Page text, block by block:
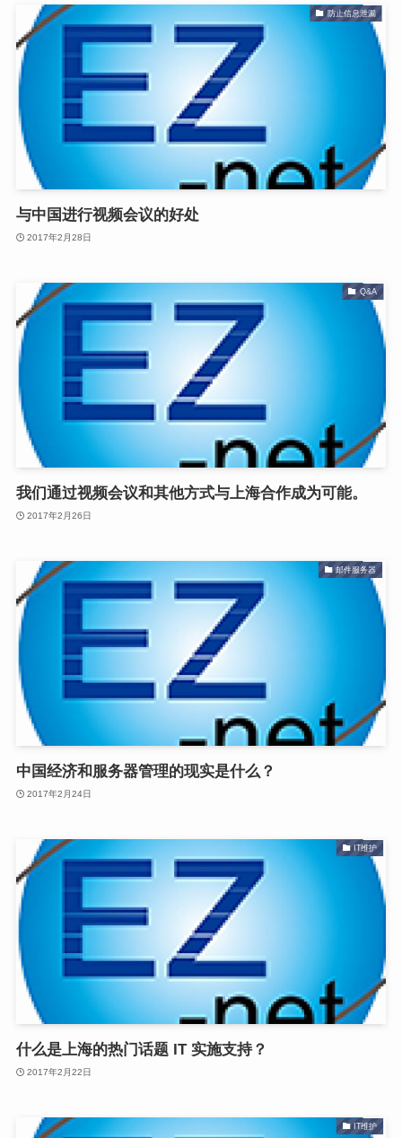
防止信息泄漏
与中国进行视频会议的好处
2017年2月28日
Q&A
我们通过视频会议和其他方式与上海合作成为可能。
2017年2月26日
邮件服务器
中国经济和服务器管理的现实是什么？
2017年2月24日
IT维护
什么是上海的热门话题 IT 实施支持？
2017年2月22日
IT维护